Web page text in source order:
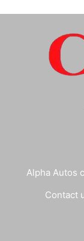
Alpha Autos
Contact